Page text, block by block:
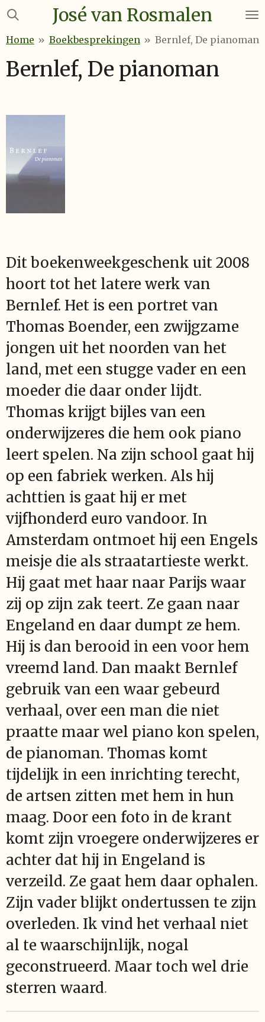
Ga
naar
hoofdinhoud
José van Rosmalen
Home » Boekbesprekingen » Bernlef, De pianoman
Bernlef, De pianoman
Dit boekenweekgeschenk uit 2008
hoort tot het latere werk van
Bernlef. Het is een portret van
Thomas Boender, een zwijgzame
jongen uit het noorden van het
land, met een stugge vader en een
moeder die daar onder lijdt.
Thomas krijgt bijles van een
onderwijzeres die hem ook piano
leert spelen. Na zijn school gaat hij
op een fabriek werken. Als hij
achttien is gaat hij er met
vijfhonderd euro vandoor. In
Amsterdam ontmoet hij een Engels
meisje die als straatartieste werkt.
Hij gaat met haar naar Parijs waar
zij op zijn zak teert. Ze gaan naar
Engeland en daar dumpt ze hem.
Hij is dan berooid in een voor hem
vreemd land. Dan maakt Bernlef
gebruik van een waar gebeurd
verhaal, over een man die niet
praatte maar wel piano kon spelen,
de pianoman. Thomas komt
tijdelijk in een inrichting terecht,
de artsen zitten met hem in hun
maag. Door een foto in de krant
komt zijn vroegere onderwijzeres er
achter dat hij in Engeland is
verzeild. Ze gaat hem daar ophalen.
Zijn vader blijkt ondertussen te zijn
overleden. Ik vind het verhaal niet
al te waarschijnlijk, nogal
geconstrueerd. Maar toch wel drie
sterren waard.